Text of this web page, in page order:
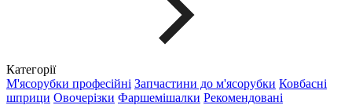
Категорії
М'ясорубки професійні Запчастини до м'ясорубки Ковбасні
шприци Овочерізки Фаршемішалки Рекомендовані